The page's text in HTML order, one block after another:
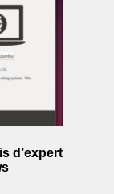
d’expert